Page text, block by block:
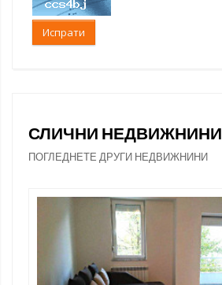
Испрати
СЛИЧНИ НЕДВИЖНИНИ
ПОГЛЕДНЕТЕ ДРУГИ НЕДВИЖНИНИ